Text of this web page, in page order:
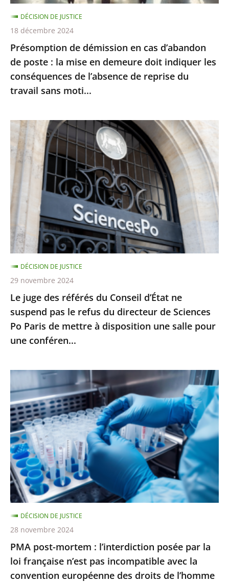
la
mise
en
demeure
doit
indiquer
les
de
l’absence
de
reprise
du
travail
sans
Présomption de démission en cas d’abandon
de poste : la mise en demeure doit indiquer les
conséquences de l’absence de reprise du
travail sans moti...
DÉCISION DE JUSTICE
18 décembre 2024
Le
juge
des
référés
du
Conseil
d’État
ne
suspend
pas
le
refus
du
directeur
de
Sciences
Paris
mettre
à
disposition
une
salle
pour
une
conféren...
Le juge des référés du Conseil d’État ne
suspend pas le refus du directeur de Sciences
Po Paris de mettre à disposition une salle pour
une conféren...
DÉCISION DE JUSTICE
29 novembre 2024
PMA
post-
mortem
:
l’interdiction
posée
par
la
loi
française
n’est
pas
incompatible
avec
la
PMA post-mortem : l’interdiction posée par la
loi française n’est pas incompatible avec la
convention européenne des droits de l’homme
DÉCISION DE JUSTICE
28 novembre 2024